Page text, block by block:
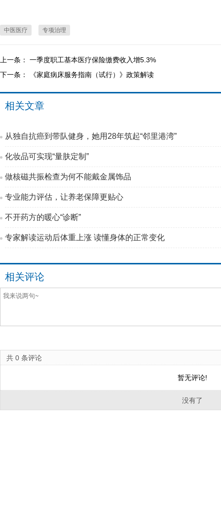
中医医疗 专项治理
上一条： 一季度职工基本医疗保险缴费收入增5.3%
下一条：
《家庭病床服务指南（试行）》政策解读
相关文章
从独自抗癌到带队健身，她用28年筑起“邻里港湾”
化妆品可实现“量肤定制”
做核磁共振检查为何不能戴金属饰品
专业能力评估，让养老保障更贴心
不开药方的暖心“诊断”
专家解读运动后体重上涨 读懂身体的正常变化
相关评论
共 0 条评论
暂无评论!
没有了